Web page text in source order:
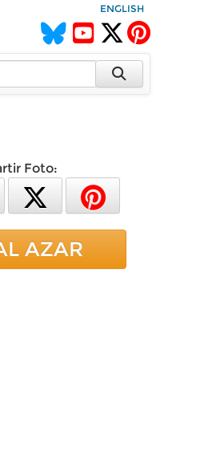
ENGLISH
Foto:
AZAR